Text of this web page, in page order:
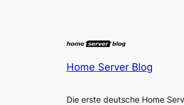
Home Server Blog
Die erste deutsche Home